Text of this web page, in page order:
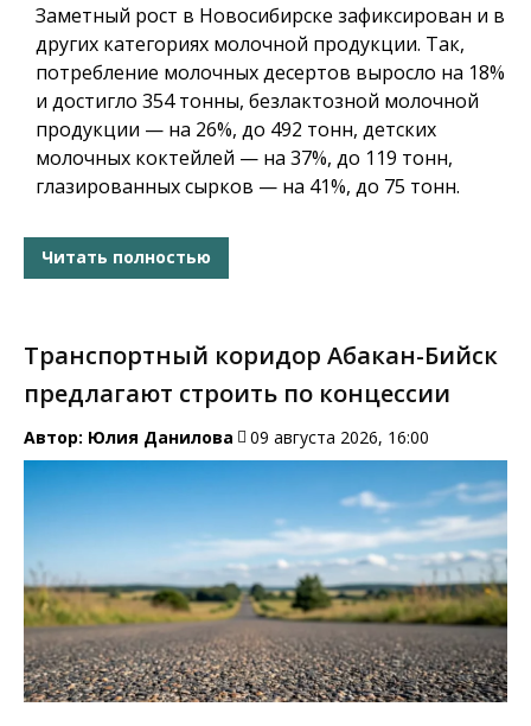
Заметный рост в Новосибирске зафиксирован и в
других категориях молочной продукции. Так,
потребление молочных десертов выросло на 18%
и достигло 354 тонны, безлактозной молочной
продукции — на 26%, до 492 тонн, детских
молочных коктейлей — на 37%, до 119 тонн,
глазированных сырков — на 41%, до 75 тонн.
Читать полностью
Транспортный коридор Абакан-Бийск
предлагают строить по концессии
Автор: Юлия Данилова 09 августа 2026, 16:00